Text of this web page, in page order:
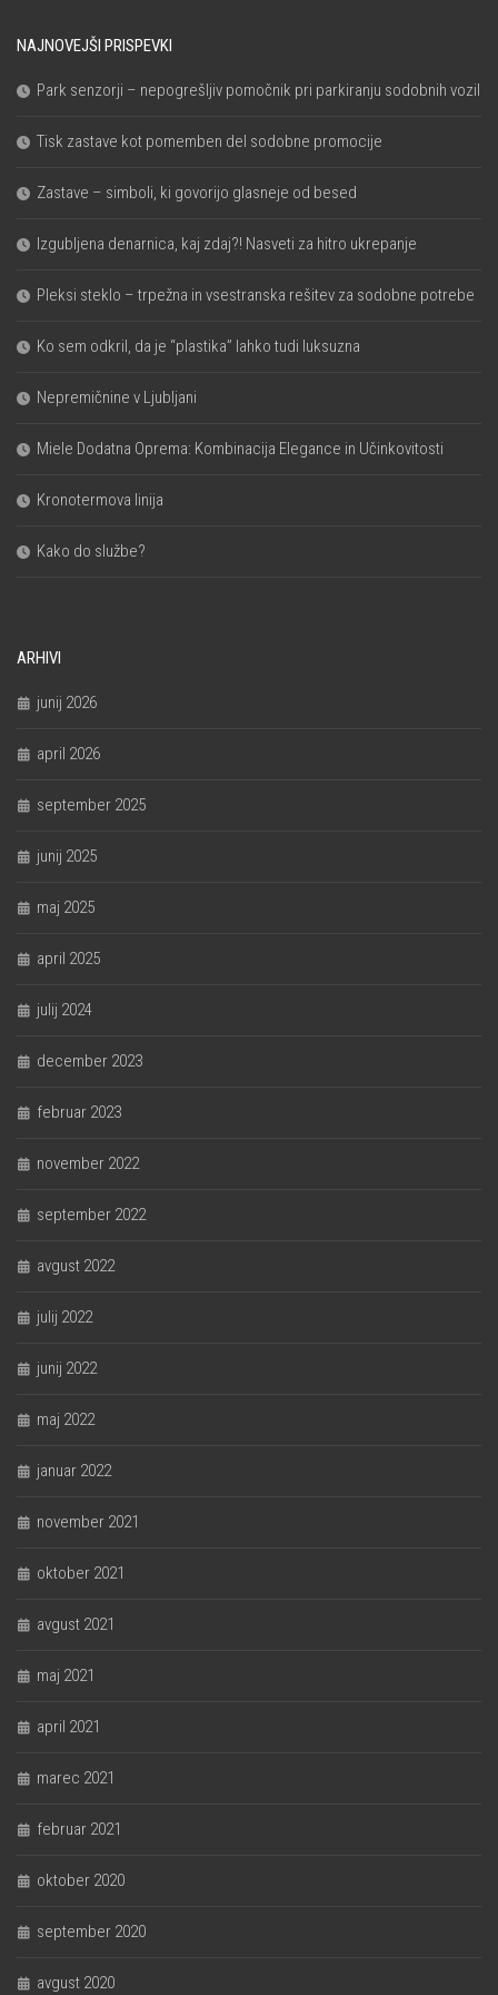
NAJNOVEJŠI PRISPEVKI
Park senzorji – nepogrešljiv pomočnik pri parkiranju sodobnih vozil
Tisk zastave kot pomemben del sodobne promocije
Zastave – simboli, ki govorijo glasneje od besed
Izgubljena denarnica, kaj zdaj?! Nasveti za hitro ukrepanje
Pleksi steklo – trpežna in vsestranska rešitev za sodobne potrebe
Ko sem odkril, da je “plastika” lahko tudi luksuzna
Nepremičnine v Ljubljani
Miele Dodatna Oprema: Kombinacija Elegance in Učinkovitosti
Kronotermova linija
Kako do službe?
ARHIVI
junij 2026
april 2026
september 2025
junij 2025
maj 2025
april 2025
julij 2024
december 2023
februar 2023
november 2022
september 2022
avgust 2022
julij 2022
junij 2022
maj 2022
januar 2022
november 2021
oktober 2021
avgust 2021
maj 2021
april 2021
marec 2021
februar 2021
oktober 2020
september 2020
avgust 2020